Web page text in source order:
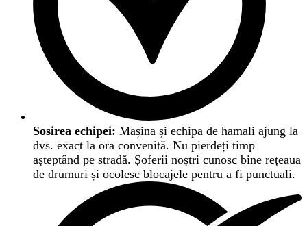
Sosirea echipei: Mașina și echipa de hamali ajung la
dvs. exact la ora convenită. Nu pierdeți timp
așteptând pe stradă. Șoferii noștri cunosc bine rețeaua
de drumuri și ocolesc blocajele pentru a fi punctuali.